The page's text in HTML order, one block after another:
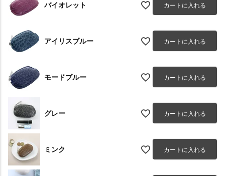
バイオレット カートに入れる
アイリスブルー カートに入れる
モードブルー カートに入れる
グレー カートに入れる
ミンク カートに入れる